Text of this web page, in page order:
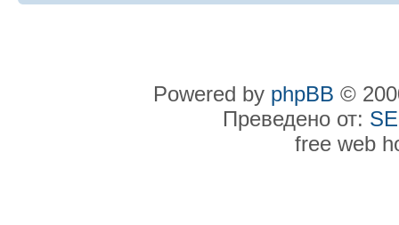
Powered by phpBB ©
Преведено от:
free web